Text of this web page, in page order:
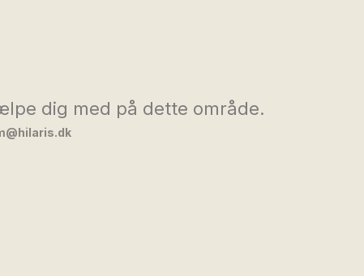
dig med på dette område.